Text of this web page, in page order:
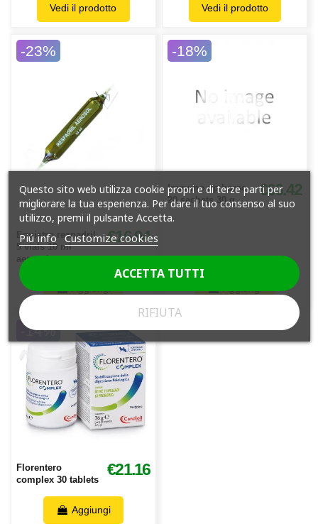
Vedi il prodotto Vedi il prodotto
-23%
Equistro respadril
5 vials 10 ml
aerosol
€16.94
-18%
Immuno up horse
20 sachets 30 g
€66.42
-14%
Florentero
complex 30 tablets
€21.16
Aggiungi
Questo sito web utilizza cookie propri e di terze parti per
migliorare la tua esperienza. Per dare il tuo consenso al suo
utilizzo, premi il pulsante Accetta.
Piú info Customize cookies
RIFIUTA
ACCETTA TUTTI